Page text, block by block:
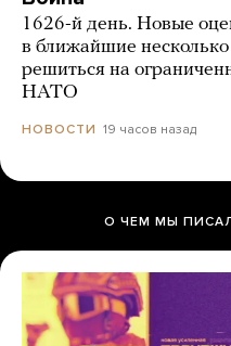
1626-й день. Новые
в ближайшие
решиться на
НАТО
НОВОСТИ 19 часов назад
О ЧЕМ МЫ